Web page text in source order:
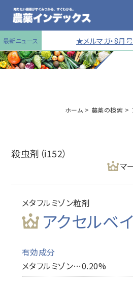
最新ニュース ★メルマガ・8月
ホーム 農薬の検索
殺虫剤（i152）
マ
メタフルミゾン粒剤
アクセルベ
有効成分
メタフルミゾン…0.20%